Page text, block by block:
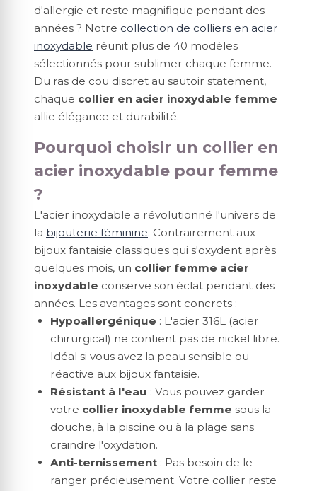
d'allergie et reste magnifique pendant des
années ? Notre collection de colliers en acier
inoxydable réunit plus de 40 modèles
sélectionnés pour sublimer chaque femme.
Du ras de cou discret au sautoir statement,
chaque collier en acier inoxydable femme
allie élégance et durabilité.
Pourquoi choisir un collier en
acier inoxydable pour femme
?
L'acier inoxydable a révolutionné l'univers de
la bijouterie féminine. Contrairement aux
bijoux fantaisie classiques qui s'oxydent après
quelques mois, un collier femme acier
inoxydable conserve son éclat pendant des
années. Les avantages sont concrets :
Hypoallergénique : L'acier 316L (acier
chirurgical) ne contient pas de nickel libre.
Idéal si vous avez la peau sensible ou
réactive aux bijoux fantaisie.
Résistant à l'eau : Vous pouvez garder
votre collier inoxydable femme sous la
douche, à la piscine ou à la plage sans
craindre l'oxydation.
Anti-ternissement: Pas besoin de le
ranger précieusement. Votre collier reste